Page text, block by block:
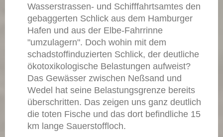
Wasserstrassen- und Schifffahrtsamtes den
gebaggerten Schlick aus dem Hamburger
Hafen und aus der Elbe-Fahrrinne
"umzulagern". Doch wohin mit dem
schadstoffinduzierten Schlick, der deutliche
ökotoxikologische Belastungen aufweist?
Das Gewässer zwischen Neßsand und
Wedel hat seine Belastungsgrenze bereits
überschritten. Das zeigen uns ganz deutlich
die toten Fische und das dort befindliche 15
km lange Sauerstoffloch.